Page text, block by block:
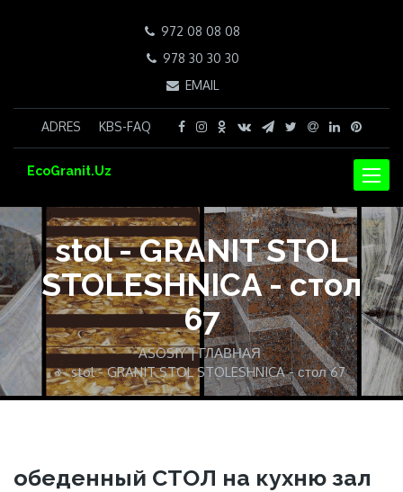
972 08 08 08
978 30 30 30
EMAIL
ADRES KBS-FAQ
EcoGranit.Uz
stol - GRANIT STOL
STOLESHNICA - стол
67
ASOSIY | ГЛАВНАЯ
stol - GRANIT STOL STOLESHNICA - стол 67
обеденный СТОЛ на кухню зал